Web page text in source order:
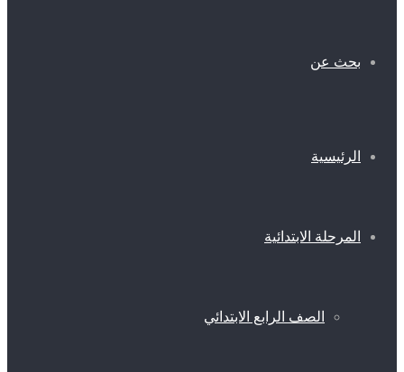
بحث عن
الرئيسية
المرحلة الابتدائية
الصف الرابع الابتدائي